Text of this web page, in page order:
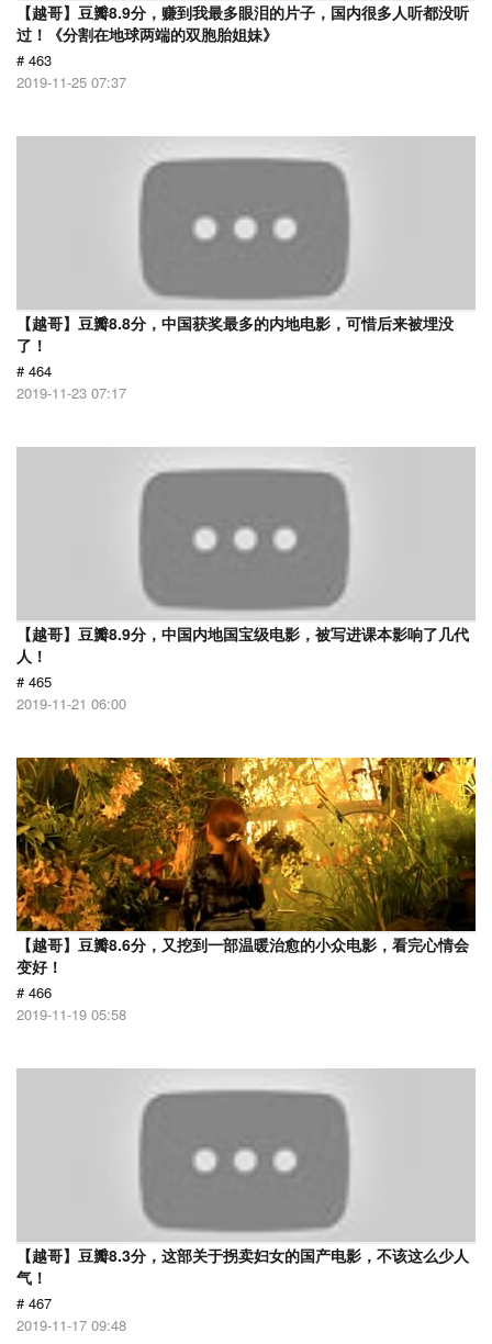
【越哥】豆瓣8.9分，赚到我最多眼泪的片子，国内很多人听都没听
过！《分割在地球两端的双胞胎姐妹》
# 463
2019-11-25 07:37
【越哥】豆瓣8.8分，中国获奖最多的内地电影，可惜后来被埋没
了！
# 464
2019-11-23 07:17
【越哥】豆瓣8.9分，中国内地国宝级电影，被写进课本影响了几代
人！
# 465
2019-11-21 06:00
【越哥】豆瓣8.6分，又挖到一部温暖治愈的小众电影，看完心情会
变好！
# 466
2019-11-19 05:58
【越哥】豆瓣8.3分，这部关于拐卖妇女的国产电影，不该这么少人
气！
# 467
2019-11-17 09:48